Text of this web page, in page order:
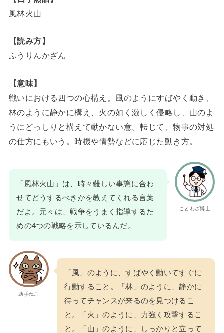
風林火山
【読み方】
ふうりんかざん
【意味】
戦いにおける四つの心構え。風のようにすばやく動き、
林のように静かに構え、火の如く激しく侵略し、山のよ
うにどっしりと構えて動かない意。転じて、物事の対処
の仕方にもいう。時機や情勢などに応じた動き方。
ことわざ博士
「風林火山」は、時々難しい事態に合わ
せてどうするべきかを教えてくれる言葉
だよ。元々は、戦争をうまく指導するた
めの4つの戦略を示しているんだ。
助手ねこ
「風」のように、すばやく動いてすぐに
行動すること。「林」のように、静かに
待ってチャンスが来るのを見つけるこ
と。「火」のように、力強く攻撃するこ
と。「山」のように、しっかりと立って